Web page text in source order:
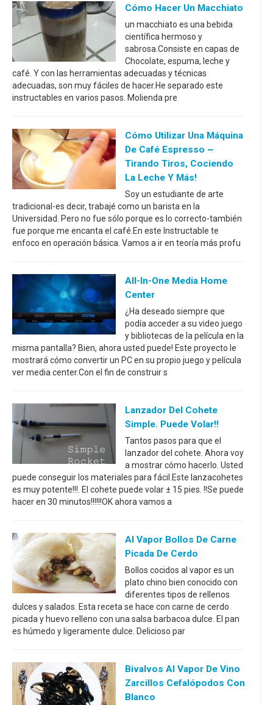
Cómo Hacer Un Macchiato
un macchiato es una bebida
científica hermoso y
sabrosa.Consiste en capas de
Chocolate, espuma, leche y
café. Y con las herramientas adecuadas y técnicas
adecuadas, son muy fáciles de hacer.He separado este
instructables en varios pasos. Molienda pre
Cómo Utilizar Una Máquina
De Café Espresso ~
Tirando Tiros, Cociendo
La Leche Y Más!
Soy un estudiante de arte
tradicional-es decir, trabajé como un barista en la
Universidad. Pero no fue sólo porque es lo correcto-también
fue porque me encanta el café.En este Instructable te
enfoco en operación básica. Vamos a ir en teoría más profu
All-In-One Media Home
Center
¿Ha deseado siempre que
podía acceder a su video juego
y bibliotecas de la película en la
misma pantalla? Bien, ahora usted puede! Este proyecto le
mostrará cómo convertir un PC en su propio juego y película
ver media center.Con el fin de construir s
Lanzador Del Cohete
Simple. Puede Volar!!
Tantos pasos para que el
lanzador del cohete. Ahora voy
a mostrar cómo hacerlo. Usted
puede conseguir los materiales para fácil.Este lanzacohetes
es muy potente!!!. El cohete puede volar ± 15 pies. !!Se puede
hacer en 30 minutos!!!!!!OK ahora vamos a
Al Vapor Bollos De Carne
Picada De Cerdo
Bollos cocidos al vapor es un
plato chino bien conocido con
diferentes tipos de rellenos
dulces y salados. Esta receta se hace con carne de cerdo
picada y huevo relleno con una salsa barbacoa dulce. El pan
es húmedo y ligeramente dulce. Delicioso par
Bivalvos Al Vapor De Vino
Zarcillos Cefalópodos Con
Blanco